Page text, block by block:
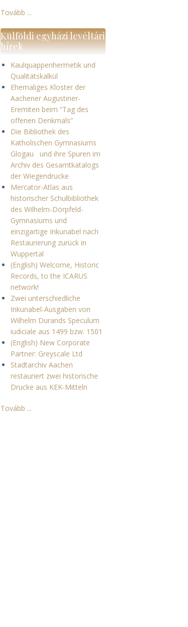
Tovább ...
Külföldi egyházi levéltári
hírek
Kaulquappenhermetik und
Qualitätskalkül
Ehemaliges Kloster der
Aachener Augustiner-
Eremiten beim “Tag des
offenen Denkmals”
Die Bibliothek des
Katholischen Gymnasiums
Glogau und ihre Spuren im
Archiv des Gesamtkatalogs
der Wiegendrucke
Mercator-Atlas aus
historischer Schulbibliothek
des Wilhelm-Dörpfeld-
Gymnasiums und
einzigartige Inkunabel nach
Restaurierung zurück in
Wuppertal
(English) Welcome, Historic
Records, to the ICARUS
network!
Zwei unterschiedliche
Inkunabel-Ausgaben von
Wilhelm Durands Speculum
iudiciale aus 1499 bzw. 1501
(English) New Corporate
Partner: Greyscale Ltd
Stadtarchiv Aachen
restauriert zwei historische
Drucke aus KEK-Mitteln
Tovább ...